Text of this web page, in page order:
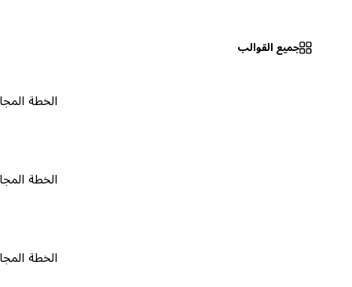
جميع القوالب
الخطة المجانية ٠
الخطة المجانية ٠
الخطة المجانية ٠